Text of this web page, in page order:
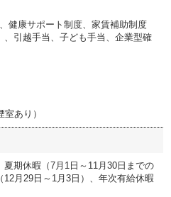
健康サポート制度、家賃補助制度
、引越手当、子ども手当、企業型確
あり）
期休暇（7月1日～11月30日までの
月29日～1月3日）、年次有給休暇